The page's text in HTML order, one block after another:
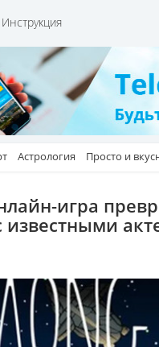
Инструкция
Астрология Просто и
игра
известными